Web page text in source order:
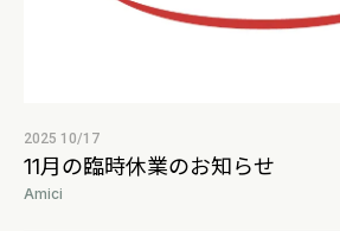
2025 10/17
11月の臨時休業のお知らせ
Amici